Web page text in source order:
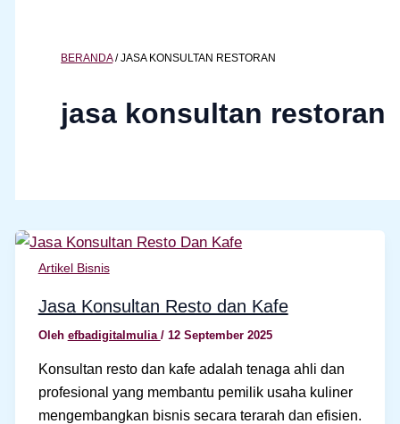
BERANDA/JASA KONSULTAN RESTORAN
jasa konsultan restoran
Artikel Bisnis
Jasa Konsultan Resto dan Kafe
Oleh efbadigitalmulia / 12 September 2025
Konsultan resto dan kafe adalah tenaga ahli dan
profesional yang membantu pemilik usaha kuliner
mengembangkan bisnis secara terarah dan efisien.